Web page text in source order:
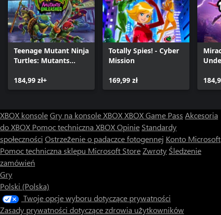
Teenage Mutant Ninja
Turtles: Mutants
184,99 zł+
Totally Spies! - Cyber
Mission
169,99 zł
XBOX konsoleGry na konsole XBOXXBOX Game Pass Akcesoria
do XBOX Pomoc techniczna XBOXOpinie Standardy
społeczności Ostrzeżenie o padaczce fotogennej Konto Microsoft
Pomoc techniczna sklepu Microsoft StoreZwroty Śledzenie
zamówień
Gry
Polski (Polska)
Twoje opcje wyboru dotyczące prywatności
Zasady prywatności dotyczące zdrowia użytkowników